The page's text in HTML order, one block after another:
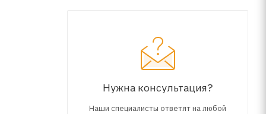
Нужна консультация?
Наши специалисты ответят на любой